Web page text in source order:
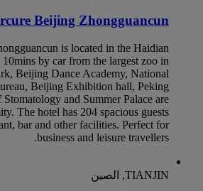
Beijing Zhongguancun
is located in the Haidian
by car from the largest zoo in
Beijing Dance Academy, National
Beijing Exhibition hall, Peking
and Summer Palace are
The hotel has 204 spacious guests
bar and other facilities. Perfect for
business and leisure travellers.
TIANJIN, الصين